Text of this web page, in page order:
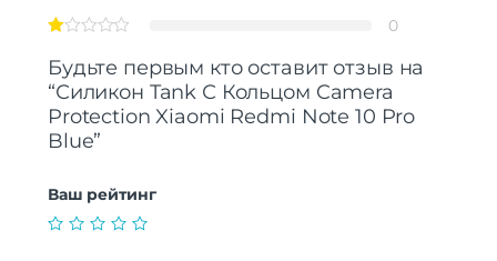
0
Будьте первым кто оставит отзыв на
“Силикон Tank С Кольцом Camera
Protection Xiaomi Redmi Note 10 Pro
Blue”
Ваш рейтинг